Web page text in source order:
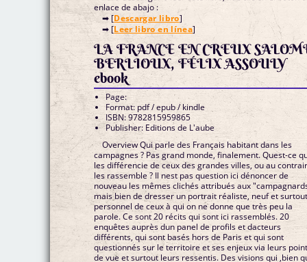
enlace de abajo :
➡ [Descargar libro]
➡ [Leer libro en línea]
LA FRANCE EN CREUX
BERLIOUX, FÉLIX ASSOULY
ebook
Page:
Format: pdf / epub / kindle
ISBN: 9782815959865
Publisher: Editions de L'aube
Overview Qui parle des Français habitant dans les
campagnes ? Pas grand monde, finalement. Quest-ce
les différencie de ceux des grandes villes, ou au
les rassemble ? Il nest pas question ici dénoncer de
nouveau les mêmes clichés attribués aux
mais bien de dresser un portrait réaliste, neuf et
personnel de ceux à qui on ne donne que très peu la
parole. Ce sont 20 récits qui sont ici rassemblés. 20
enquêtes auprès dun panel de profils et dacteurs
différents, qui sont basés hors de Paris et qui sont
questionnés sur le territoire et ses enjeux via leurs
de vue et surtout leurs ressentis. Des visions qui ,bien